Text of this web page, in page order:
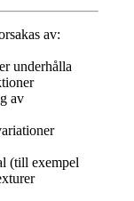
av:
underhålla
av
(till exempel